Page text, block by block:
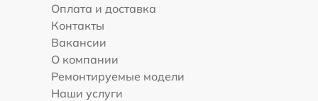
Оплата и доставка
Контакты
Вакансии
О компании
Ремонтируемые модели
Наши услуги